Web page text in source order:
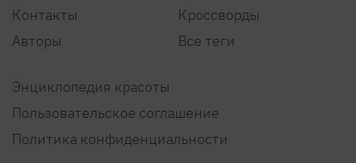
Контакты
Авторы
Кроссворды
Все теги
Энциклопедия красоты
Пользовательское соглашение
Политика конфиденциальности